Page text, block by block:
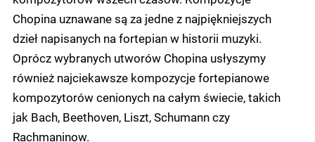
Chopina uznawane są za jedne z najpiękniejszych
dzieł napisanych na fortepian w historii muzyki.
Oprócz wybranych utworów Chopina usłyszymy
również najciekawsze kompozycje fortepianowe
kompozytorów cenionych na całym świecie, takich
jak Bach, Beethoven, Liszt, Schumann czy
Rachmaninow.